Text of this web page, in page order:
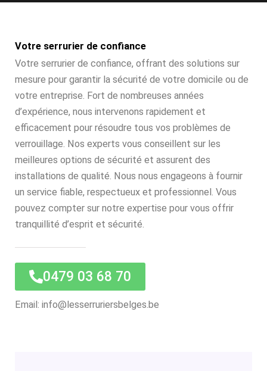
Votre serrurier de confiance
Votre serrurier de confiance, offrant des solutions sur
mesure pour garantir la sécurité de votre domicile ou de
votre entreprise. Fort de nombreuses années
d’expérience, nous intervenons rapidement et
efficacement pour résoudre tous vos problèmes de
verrouillage. Nos experts vous conseillent sur les
meilleures options de sécurité et assurent des
installations de qualité. Nous nous engageons à fournir
un service fiable, respectueux et professionnel. Vous
pouvez compter sur notre expertise pour vous offrir
tranquillité d’esprit et sécurité.
0479 03 68 70
Email: info@lesserruriersbelges.be